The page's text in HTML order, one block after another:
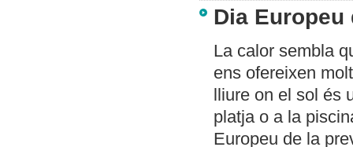
Dia
La calor sembla
ens ofereixen
lliure on el sol és
platja o a la
Europeu de la